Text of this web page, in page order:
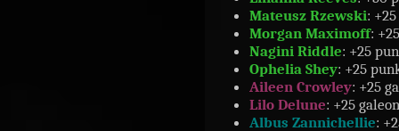
Mateusz Rzewski:
Morgan Maximoff:
Nagini Riddle: +25
Ophelia Shey: +25
Aileen Crowley: +25
Lilo Delune: +25
Albus Zannichellie: